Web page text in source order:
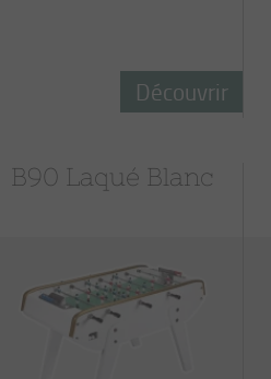
Découvrir
B90 Laqué Blanc